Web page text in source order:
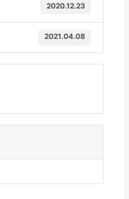
2020.12.23
2021.04.08